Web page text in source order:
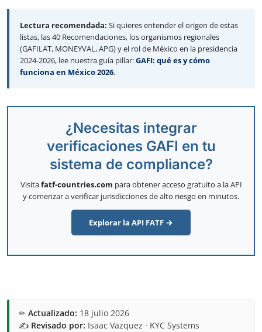
Lectura recomendada: Si quieres entender el origen de estas
listas, las 40 Recomendaciones, los organismos regionales
(GAFILAT, MONEYVAL, APG) y el rol de México en la presidencia
2024-2026, lee nuestra guía pillar:GAFI: qué es y cómo
funciona en México 2026.
¿Necesitas integrar
verificaciones GAFI en tu
sistema de compliance?
Visitafatf-countries.com para obtener acceso gratuito a la API
y comenzar a verificar jurisdicciones de alto riesgo en minutos.
Explorar la API FATF →
✏ Actualizado: 18 julio 2026
✍️ Revisado por: Isaac Vazquez · KYC Systems